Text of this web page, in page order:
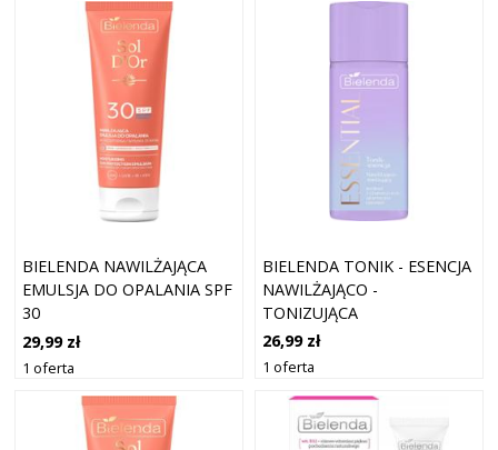
BIELENDA NAWILŻAJĄCA
EMULSJA DO OPALANIA SPF
30
29,99 zł
1 oferta
BIELENDA TONIK - ESENCJA
NAWILŻAJĄCO -
TONIZUJĄCA
26,99 zł
1 oferta